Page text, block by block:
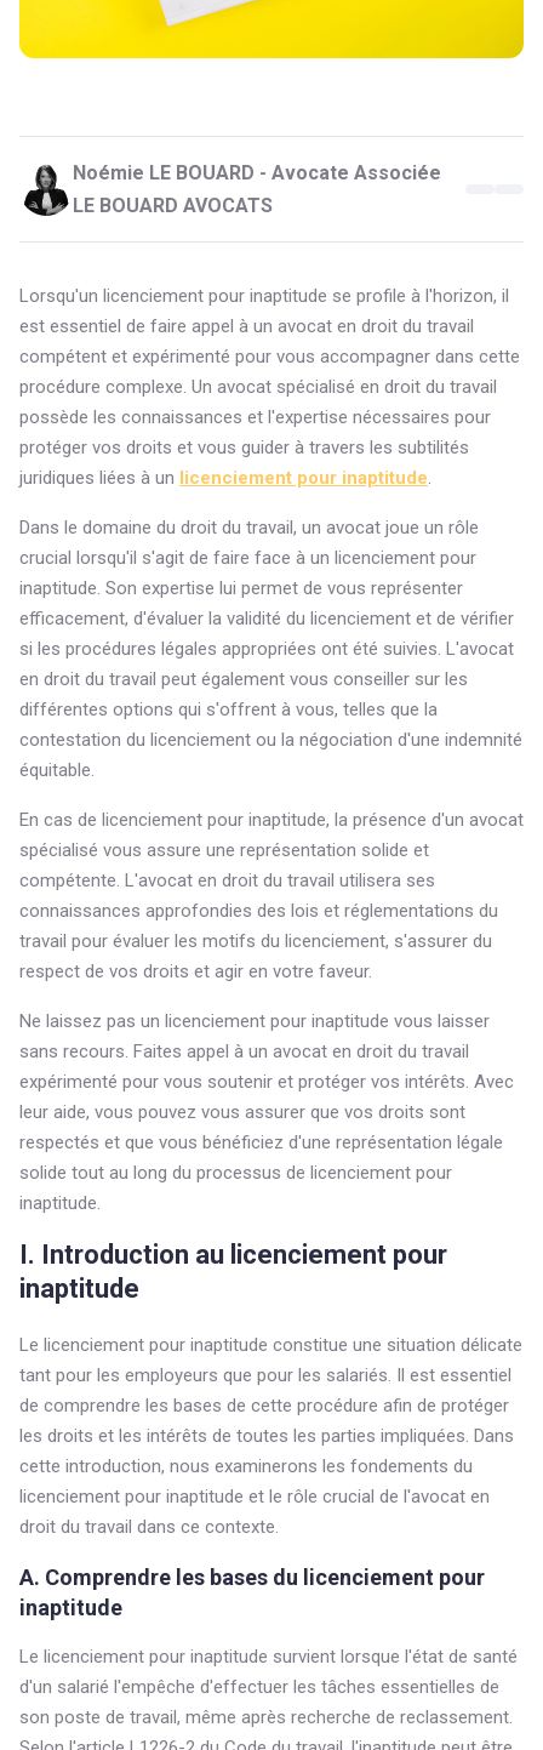
Noémie LE BOUARD - Avocate Associée
LE BOUARD AVOCATS
Lorsqu'un licenciement pour inaptitude se profile à l'horizon, il
est essentiel de faire appel à un avocat en droit du travail
compétent et expérimenté pour vous accompagner dans cette
procédure complexe. Un avocat spécialisé en droit du travail
possède les connaissances et l'expertise nécessaires pour
protéger vos droits et vous guider à travers les subtilités
juridiques liées à un licenciement pour inaptitude.
Dans le domaine du droit du travail, un avocat joue un rôle
crucial lorsqu'il s'agit de faire face à un licenciement pour
inaptitude. Son expertise lui permet de vous représenter
efficacement, d'évaluer la validité du licenciement et de vérifier
si les procédures légales appropriées ont été suivies. L'avocat
en droit du travail peut également vous conseiller sur les
différentes options qui s'offrent à vous, telles que la
contestation du licenciement ou la négociation d'une indemnité
équitable.
En cas de licenciement pour inaptitude, la présence d'un avocat
spécialisé vous assure une représentation solide et
compétente. L'avocat en droit du travail utilisera ses
connaissances approfondies des lois et réglementations du
travail pour évaluer les motifs du licenciement, s'assurer du
respect de vos droits et agir en votre faveur.
Ne laissez pas un licenciement pour inaptitude vous laisser
sans recours. Faites appel à un avocat en droit du travail
expérimenté pour vous soutenir et protéger vos intérêts. Avec
leur aide, vous pouvez vous assurer que vos droits sont
respectés et que vous bénéficiez d'une représentation légale
solide tout au long du processus de licenciement pour
inaptitude.
I. Introduction au licenciement pour
inaptitude
Le licenciement pour inaptitude constitue une situation délicate
tant pour les employeurs que pour les salariés. Il est essentiel
de comprendre les bases de cette procédure afin de protéger
les droits et les intérêts de toutes les parties impliquées. Dans
cette introduction, nous examinerons les fondements du
licenciement pour inaptitude et le rôle crucial de l'avocat en
droit du travail dans ce contexte.
A. Comprendre les bases du licenciement pour
inaptitude
Le licenciement pour inaptitude survient lorsque l'état de santé
d'un salarié l'empêche d'effectuer les tâches essentielles de
son poste de travail, même après recherche de reclassement.